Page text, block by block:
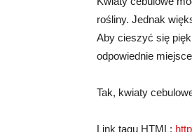
rośliny. Jednak
Aby cieszyć się
odpowiednie
Tak, kwiaty
Link tagu HTML: